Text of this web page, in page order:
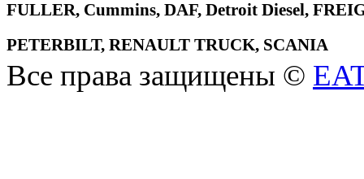
FULLER, Cummins, DAF, Detroit Diesel,
PETERBILT, RENAULT TRUCK, SCANIA
Все права защищены ©